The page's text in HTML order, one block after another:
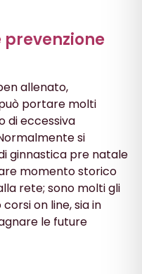
allenato,
portare molti
di eccessiva
si
ginnastica pre natale
momento storico
rete; sono molti gli
on line, sia in
le future